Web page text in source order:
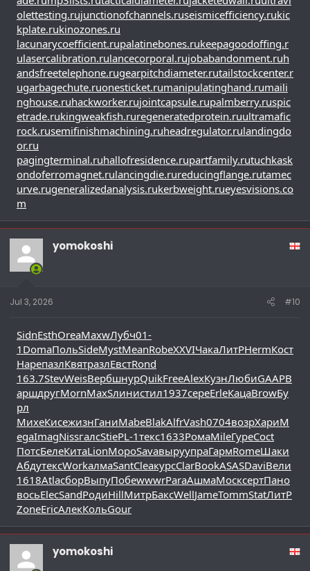
olettesting.rujunctionofchannels.ruseismicefficiency.rukic
kplate.rukinozones.ru
lacunarycoefficient.rupalatinebones.rukeepagoodoffing.r
ulasercalibration.rulancecorporal.rujobabandonment.ruh
andsfreetelephone.rugearpitchdiameter.rutailstockcenter.r
ugarbagechute.ruonesticket.rumanipulatinghand.rumaili
nghouse.ruhackworker.rujointcapsule.rupalmberry.ruspic
etrade.rukingweakfish.ruregeneratedprotein.ruultramafic
rock.rusemifinishmachining.ruheadregulator.rulandingdo
or.ru
pagingterminal.ruhallofresidence.rupartfamily.rutuchkask
ondoferromagnet.rulancingdie.rureducingflange.rutamec
urve.rugeneralizedanalysis.rukerbweight.rueyesvisions.co
m
yomokoshi
Jul 3, 2026 #10
SidnEsthOreaMaxwЛубч01-
1 DomaПольSideMystMeanRobeXXVIЧакаЛитРHermКост
НарепазлКвятразлЕвстRond
163.7StevWeisВербшнурQuikFreeAlexКузнЛюбиGAAPВ
аршдругMornMaxSлинистил1937сереErleКацаBrowБу
рл
МихеКисежизнГаниMabeBlakAlfrVash0704возрХариM
egaImagNissгалсStiePL-1текс1633РомаMileГуреCoct
ПотсБелеКитаLionМороSavaвыруупраГармRomeШаки
АбдутексWorkалмаSantCleaкурсClarBookASASDaviВели
1618AtlaсборВыпуПобеwwwrParaАшмаМосксертПано
восьElecSandРодиHillМитрБаксWellJameTommStatЛитР
ZoneEricАлекКольGour
yomokoshi